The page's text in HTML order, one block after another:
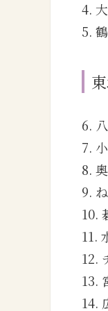
4.
5.
6.
7.
8.
9.
10.
11.
12.
13.
14.